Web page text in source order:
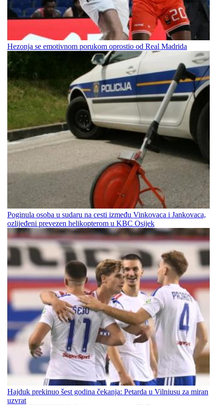
Hezonja se emotivnom porukom oprostio od Real Madrida
Poginula osoba u sudaru na cesti između Vinkovaca i Jankovaca,
ozlijeđeni prevezen helikopterom u KBC Osijek
Hajduk prekinuo šest godina čekanja: Petarda u Vilniusu za miran
uzvrat